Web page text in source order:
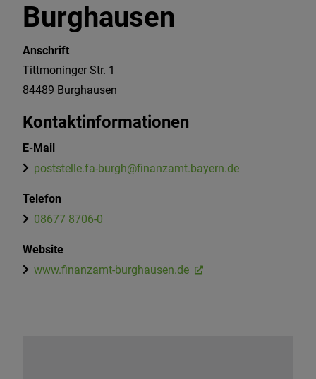
Burghausen
Anschrift
Tittmoninger Str. 1
84489 Burghausen
Kontaktinformationen
E-Mail
poststelle.fa-burgh@finanzamt.bayern.de
Telefon
08677 8706-0
Website
www.finanzamt-burghausen.de